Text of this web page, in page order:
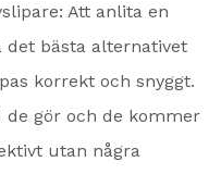
Att anlita en
det bästa alternativet
korrekt och snyggt.
de gör och de kommer
utan några